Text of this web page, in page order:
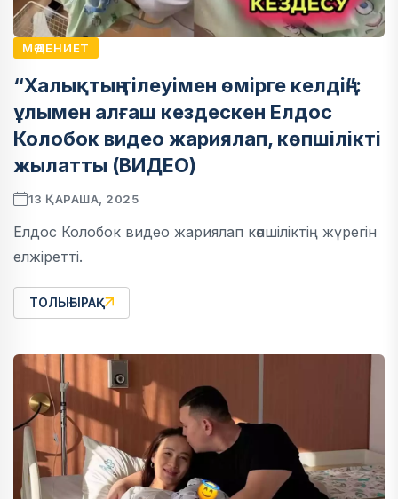
МӘДЕНИЕТ
“Халықтың тілеуімен өмірге келдің”:
ұлымен алғаш кездескен Елдос
Колобок видео жариялап, көпшілікті
жылатты (ВИДЕО)
13 ҚАРАША, 2025
Елдос Колобок видео жариялап көпшіліктің жүрегін
елжіретті.
ТОЛЫҒЫРАҚ